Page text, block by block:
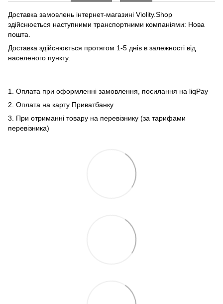
Доставка замовлень інтернет-магазині Violity.Shop
здійснюється наступними транспортними компаніями: Нова
пошта.
Доставка здійснюється протягом 1-5 днів в залежності від
населеного пункту.
1. Оплата при оформленні замовлення, посилання на liqPay
2. Оплата на карту Приватбанку
3. При отриманні товару на перевізнику (за тарифами
перевізника)